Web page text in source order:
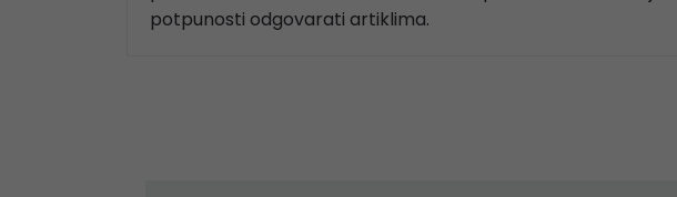
potpunosti odgovarati artiklima.